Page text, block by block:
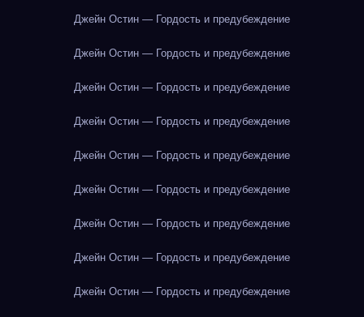
Джейн Остин — Гордость и предубеждение
Джейн Остин — Гордость и предубеждение
Джейн Остин — Гордость и предубеждение
Джейн Остин — Гордость и предубеждение
Джейн Остин — Гордость и предубеждение
Джейн Остин — Гордость и предубеждение
Джейн Остин — Гордость и предубеждение
Джейн Остин — Гордость и предубеждение
Джейн Остин — Гордость и предубеждение